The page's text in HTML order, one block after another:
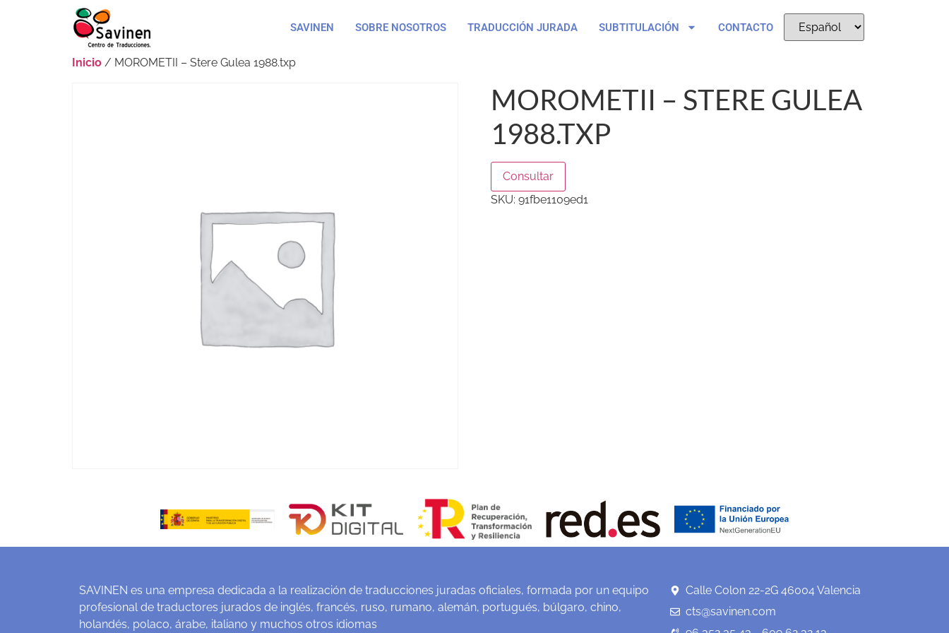
SAVINEN SOBRE NOSOTROS TRADUCCIÓN JURADA SUBTITULACIÓN CONTACTO
Inicio / MOROMETII – Stere Gulea 1988.txp
MOROMETII – STERE GULEA
1988.TXP
Consultar
SKU: 91fbe1109ed1
SAVINEN es una empresa dedicada a la realización de traducciones juradas oficiales, formada por un equipo
profesional de traductores jurados de inglés, francés, ruso, rumano, alemán, portugués, búlgaro, chino,
holandés, polaco, árabe, italiano y muchos otros idiomas
Calle Colon 22-2G 46004 Valencia
cts@savinen.com